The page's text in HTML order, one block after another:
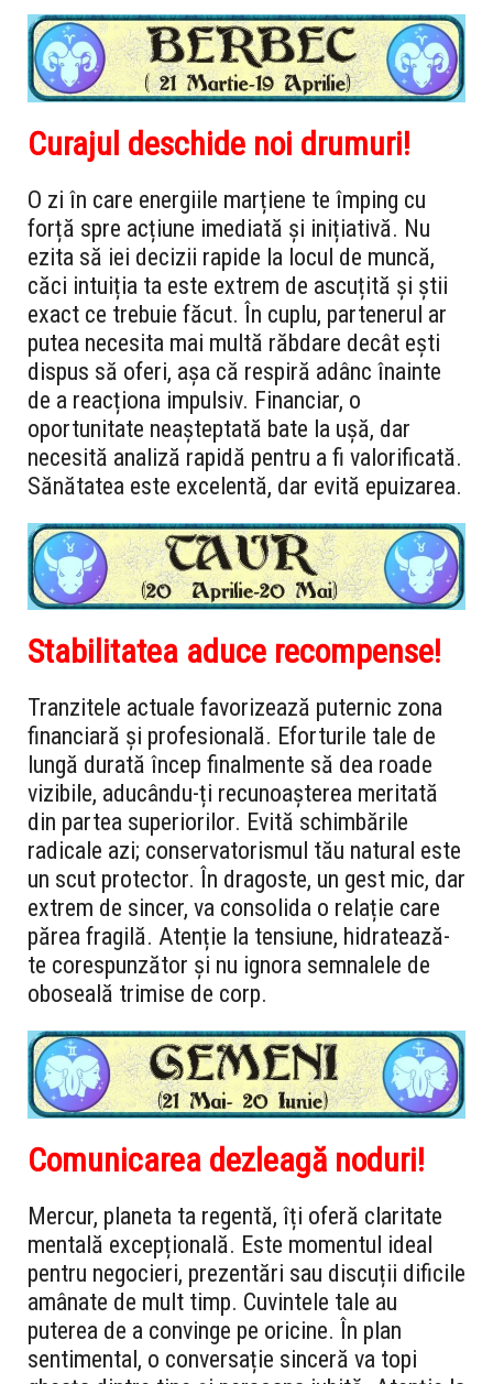
Curajul deschide noi drumuri!
O zi în care energiile marțiene te împing cu
forță spre acțiune imediată și inițiativă. Nu
ezita să iei decizii rapide la locul de muncă,
căci intuiția ta este extrem de ascuțită și știi
exact ce trebuie făcut. În cuplu, partenerul ar
putea necesita mai multă răbdare decât ești
dispus să oferi, așa că respiră adânc înainte
de a reacționa impulsiv. Financiar, o
oportunitate neașteptată bate la ușă, dar
necesită analiză rapidă pentru a fi valorificată.
Sănătatea este excelentă, dar evită epuizarea.
Stabilitatea aduce recompense!
Tranzitele actuale favorizează puternic zona
financiară și profesională. Eforturile tale de
lungă durată încep finalmente să dea roade
vizibile, aducându-ți recunoașterea meritată
din partea superiorilor. Evită schimbările
radicale azi; conservatorismul tău natural este
un scut protector. În dragoste, un gest mic, dar
extrem de sincer, va consolida o relație care
părea fragilă. Atenție la tensiune, hidratează-
te corespunzător și nu ignora semnalele de
oboseală trimise de corp.
Comunicarea dezleagă noduri!
Mercur, planeta ta regentă, îți oferă claritate
mentală excepțională. Este momentul ideal
pentru negocieri, prezentări sau discuții dificile
amânate de mult timp. Cuvintele tale au
puterea de a convinge pe oricine. În plan
sentimental, o conversație sinceră va topi